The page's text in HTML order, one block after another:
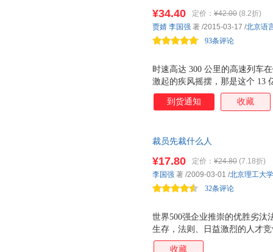
时速高达 300 公里的高速列车
激起的疾风摇摆，那是这个 13
走出神州飞船舱外， 玉兔号 月
年前，中国还没有摆脱贫穷落
给世界带来什么样的惊喜？我
¥34.40 定价： ¥42.00 (8.2折)
93条评论
贾婧 李国强 著 /2015-03-17 /北京语
到货通知 收藏
裁员先裁什么人
世界500强企业推崇的优胜劣汰
生存，法则、日益激烈的人才
子，不被团队所淘汰？如何才
¥17.80 定价： ¥24.80 (7.18折)
32条评论
李国强 著 /2009-03-01 /北京理工大
收藏